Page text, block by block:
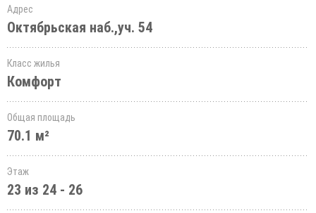
Адрес
Октябрьская наб.,уч. 54
Класс жилья
Комфорт
Общая площадь
70.1 м²
Этаж
23 из 24 - 26